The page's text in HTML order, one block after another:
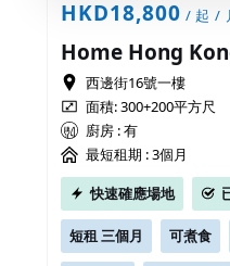
HKD18,800 / 起 /
Home Hong
西邊街16號一樓
面積: 300+200平方尺
廚房 : 有
最短租期 :3個月
快速確應場地
短租 三個月 可煮食